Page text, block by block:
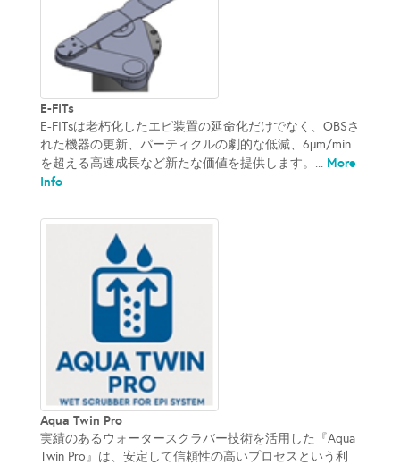
E-FITs
E-FITsは老朽化したエピ装置の延命化だけでなく、OBSさ
れた機器の更新、パーティクルの劇的な低減、6µm/min
を超える高速成長など新たな価値を提供します。... More
Info
Aqua Twin Pro
実績のあるウォータースクラバー技術を活用した『Aqua
Twin Pro』は、安定して信頼性の高いプロセスという利